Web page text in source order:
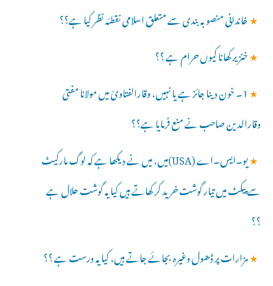
★خاندانی منصوبہ بندی سے متعلق اسلامی نقطئہ نظر کیا ہے؟؟
★خنزیر کھانا کیوں حرام ہے ؟؟
★ 1۔ خون دینا جائز ہے یا نہیں، وقارالفتاویٰ میں مولانا مفتی
وقارالدین صاحب نے منع فرمایا ہے؟؟
★
یو۔ایس۔اے (USA)میں، میں نے دیکھا ہے کہ لوگ مارکیٹ
سے پیکٹ میں تیار گوشت خرید کر کھاتے ہیں کیا یہ گوشت حلال ہے
؟؟
★مزارات پر ڈھول وغیرہ بجائے جاتے ہیں، کیا یہ درست ہے ؟؟